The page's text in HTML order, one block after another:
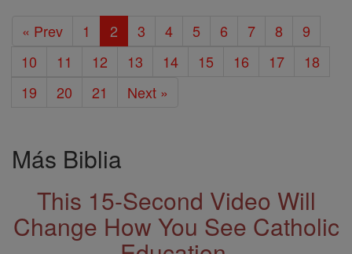
« Prev 1 2 3 4 5 6 7 8
9
10
11 12 13 14 15 16 17
18
19
20 21 Next »
Más Biblia
This 15-Second Video Will
Change How You See Catholic